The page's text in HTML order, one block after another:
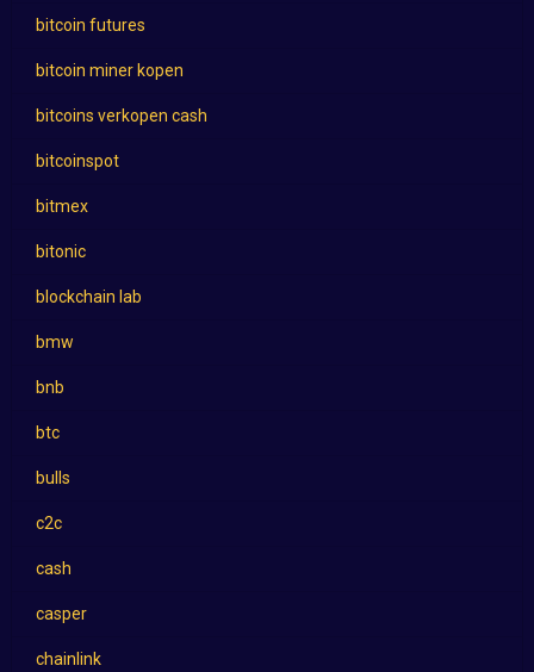
bitcoin futures
bitcoin miner kopen
bitcoins verkopen cash
bitcoinspot
bitmex
bitonic
blockchain lab
bmw
bnb
btc
bulls
c2c
cash
casper
chainlink